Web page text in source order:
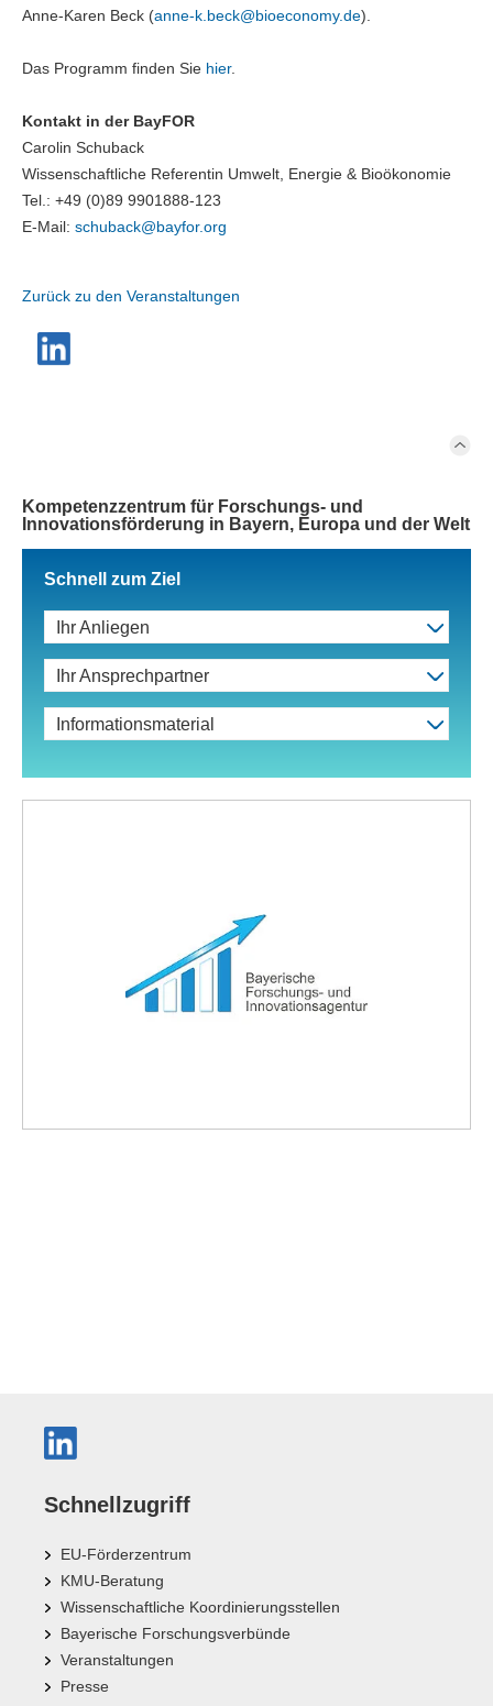
Anne-Karen Beck (anne-k.beck@bioeconomy.de).
Das Programm finden Sie hier.
Kontakt in der BayFOR
Carolin Schuback
Wissenschaftliche Referentin Umwelt, Energie & Bioökonomie
Tel.: +49 (0)89 9901888-123
E-Mail: schuback@bayfor.org
Zurück zu den Veranstaltungen
Kompetenzzentrum für Forschungs- und
Innovationsförderung in Bayern, Europa und der Welt
Schnell zum Ziel
Ihr Anliegen
Ihr Ansprechpartner
Informationsmaterial
Schnellzugriff
EU-Förderzentrum
KMU-Beratung
Wissenschaftliche Koordinierungsstellen
Bayerische Forschungsverbünde
Veranstaltungen
Presse